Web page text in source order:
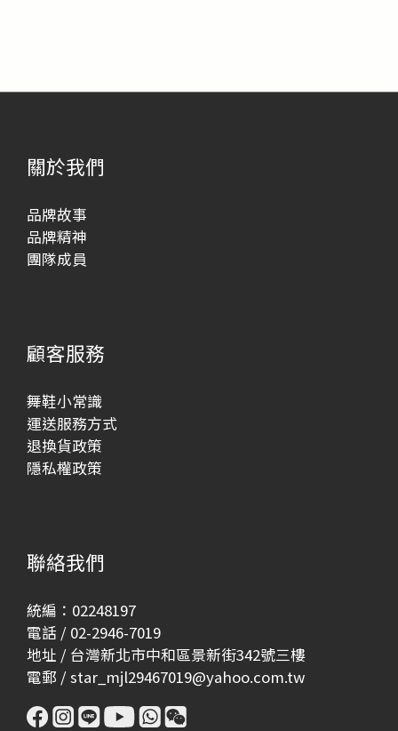
關於我們
品牌故事
品牌精神
團隊成員
顧客服務
舞鞋小常識
運送服務方式
退換貨政策
隱私權政策
聯絡我們
統編：02248197
電話 / 02-2946-7019
地址 / 台灣新北市中和區景新街342號三樓
電郵 / star_mjl29467019@yahoo.com.tw